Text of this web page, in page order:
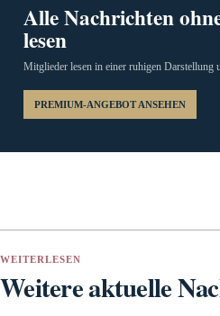
Alle Nachrichten
lesen
Mitglieder lesen in einer ruhigen Darstellung
PREMIUM-ANGEBOT ANSEHEN
WEITERLESEN
Weitere aktuelle